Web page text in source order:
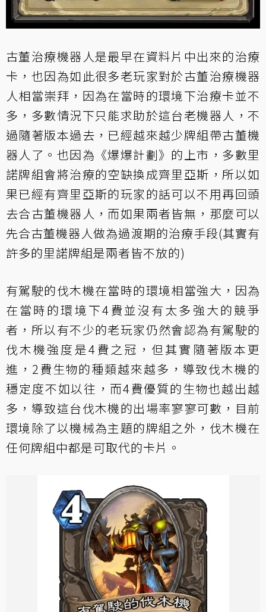
古董治療機器人是最早在資料片中出來的治療
卡，也因為如此很多老玩家對於古董治療機器
人相當崇拜，因為在當時的環境下治療卡並不
多，多數情況下只能求助於這台老機器人，不
過隨著版本過去，已經越來越少牌組帶古董機
器人了。也因為《爆爆計劃》的上市，多數里
諾牌組會將治療的空缺換成齊里亞斯，所以如
果已經有齊里亞斯的玩家的話可以不用再回頭
去合古董機器人，而如果兩者皆無，那麼可以
先合古董機器人做為過渡期的治療手段(其實有
許多的里諾牌組是兩者皆不放的)
有駕駛的伐木機在當時的環境相當強大，因為
在當時的環境下4費並沒有太多強大的競爭
者，所以有不少的老玩家仍然會認為有駕駛的
伐木機強度是4費之冠，但其實隨著版本更
進，2費生物的種類越來越多，導致伐木機的
穩定度不如以往，而4費優質的生物也越出越
多，導致這台伐木機的出場率寥寥可數，目前
環境除了以機械為主題的牌組之外，伐木機在
任何牌組中都是可取代的卡片。